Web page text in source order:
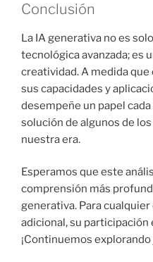
Conclusión
La IA generativa no es
tecnológica avanzada; es
creatividad. A medida
sus capacidades y
desempeñe un papel
solución de algunos de
nuestra era.
Esperamos que este
comprensión más
generativa. Para
adicional, su participación
¡Continuemos